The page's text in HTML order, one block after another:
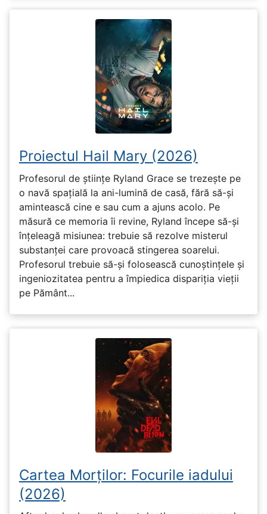
Proiectul Hail Mary (2026)
Profesorul de științe Ryland Grace se trezește pe
o navă spațială la ani-lumină de casă, fără să-și
amintească cine e sau cum a ajuns acolo. Pe
măsură ce memoria îi revine, Ryland începe să-și
înțeleagă misiunea: trebuie să rezolve misterul
substanței care provoacă stingerea soarelui.
Profesorul trebuie să-și folosească cunoștințele și
ingeniozitatea pentru a împiedica dispariția vieții
pe Pământ...
Cartea Morților: Focurile iadului
(2026)